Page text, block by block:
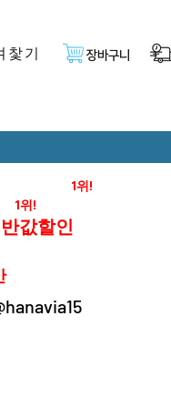
찿기 장바구니
1위!
1위!
반값할인